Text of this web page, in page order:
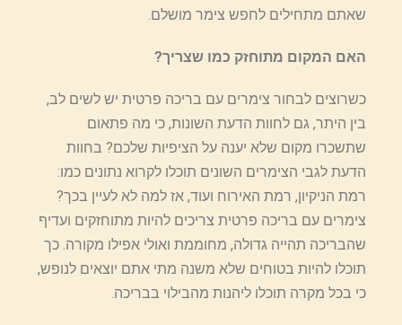
שאתם מתחילים לחפש צימר מושלם.
האם המקום מתוחזק כמו שצריך?
כשרוצים לבחור צימרים עם בריכה פרטית יש לשים לב,
בין היתר, גם לחוות הדעת השונות, כי מה פתאום
שתשכרו מקום שלא יענה על הציפיות שלכם? בחוות
הדעת לגבי הצימרים השונים תוכלו לקרוא נתונים כמו:
רמת הניקיון, רמת האירוח ועוד, אז למה לא לעיין בכך?
צימרים עם בריכה פרטית צריכים להיות מתוחזקים ועדיף
שהבריכה תהייה גדולה, מחוממת ואולי אפילו מקורה. כך
תוכלו להיות בטוחים שלא משנה מתי אתם יוצאים לנופש,
כי בכל מקרה תוכלו ליהנות מהבילוי בבריכה.